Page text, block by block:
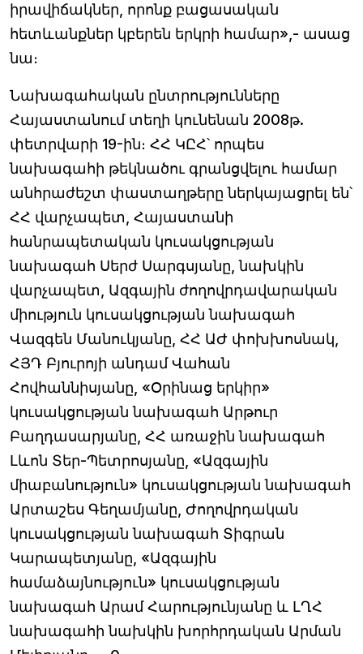
իրավիճակներ, որոնք բացասական
հետևանքներ կբերեն երկրի համար»,- ասաց
նա։
Նախագահական ընտրությունները
Հայաստանում տեղի կունենան 2008թ.
փետրվարի 19-ին։ ՀՀ ԿԸՀ՝ որպես
նախագահի թեկնածու գրանցվելու համար
անհրաժեշտ փաստաղթերը ներկայացրել են՝
ՀՀ վարչապետ, Հայաստանի
հանրապետական կուսակցության
նախագահ Սերժ Սարգսյանը, նախկին
վարչապետ, Ազգային ժողովրդավարական
միություն կուսակցության նախագահ
Վազգեն Մանուկյանը, ՀՀ ԱԺ փոխխոսնակ,
ՀՅԴ Բյուրոյի անդամ Վահան
Հովհաննիսյանը, «Օրինաց երկիր»
կուսակցության նախագահ Արթուր
Բաղդասարյանը, ՀՀ առաջին նախագահ
Լևոն Տեր-Պետրոսյանը, «Ազգային
միաբանություն» կուսակցության նախագահ
Արտաշես Գեղամյանը, Ժողովրդական
կուսակցության նախագահ Տիգրան
Կարապետյանը, «Ազգային
համաձայնություն» կուսակցության
նախագահ Արամ Հարությունյանը և ԼՂՀ
նախագահի նախկին խորհրդական Արման